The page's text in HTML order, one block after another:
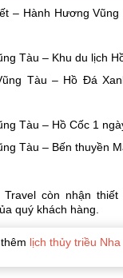
– Hành Hương
Tàu – Khu du lịch
Tàu – Hồ Đá
Tàu – Hồ Cốc 1
Tàu – Bến thuyền
còn nhận
quý khách hàng.
lịch thủy triều Nha